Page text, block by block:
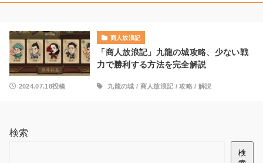
商人放浪記
「商人放浪記」九龍の城攻略、少ない戦
力で勝利する方法を完全解説
2024.07.18投稿 九龍の城 / 商人放浪記 /攻略/ 解説
検索
検